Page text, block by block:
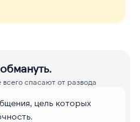
спасают от развода
цель которых